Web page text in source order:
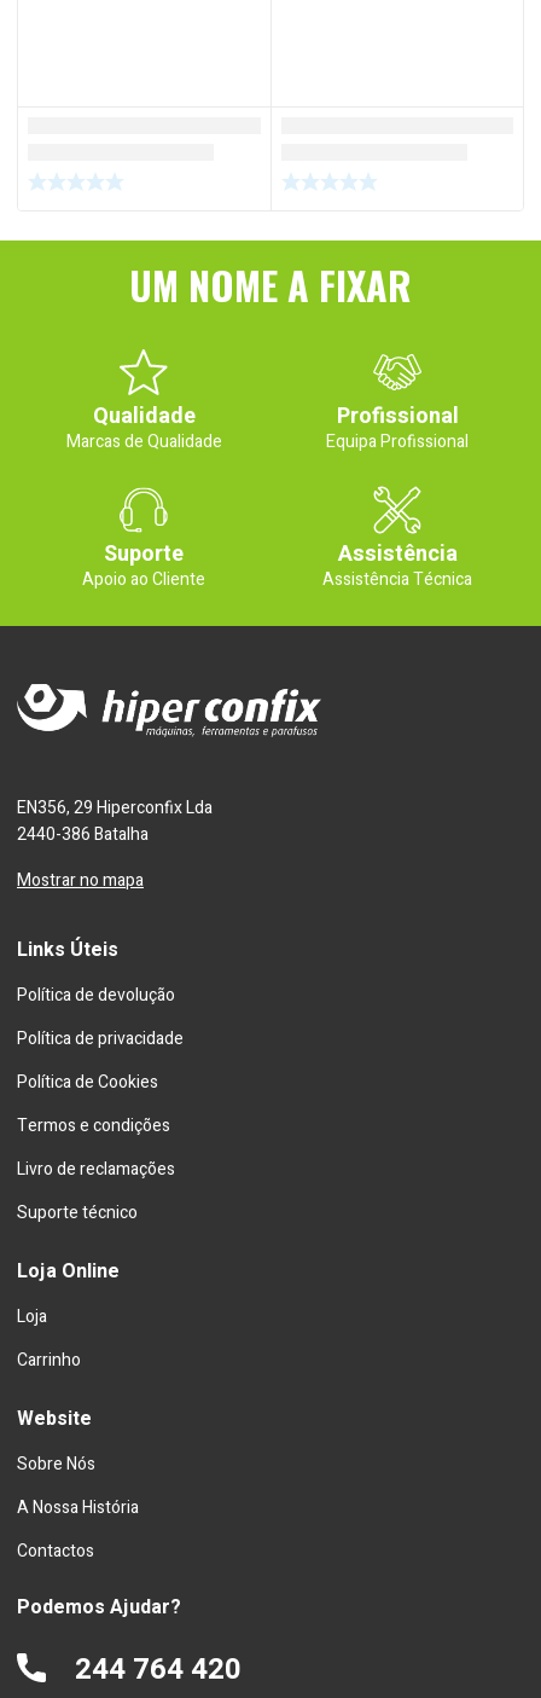
UM NOME A FIXAR
Qualidade
Marcas de Qualidade
Profissional
Equipa Profissional
Suporte
Apoio ao Cliente
Assistência
Assistência Técnica
EN356, 29 Hiperconfix Lda
2440-386 Batalha
Mostrar no mapa
Links Úteis
Política de devolução
Política de privacidade
Política de Cookies
Termos e condições
Livro de reclamações
Suporte técnico
Loja Online
Loja
Carrinho
Website
Sobre Nós
A Nossa História
Contactos
Podemos Ajudar?
244 764 420